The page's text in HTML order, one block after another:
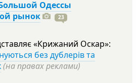
Одессы
рынок
23
«Крижаний Оскар»:
без дублерів та
(на правах реклами)